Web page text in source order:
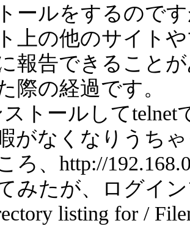
ールをするので
上の他のサイト
報告できること
際の経過です。
ストールして
がなくなりうち
ろ、http://
みたが、ログイ
listing for /